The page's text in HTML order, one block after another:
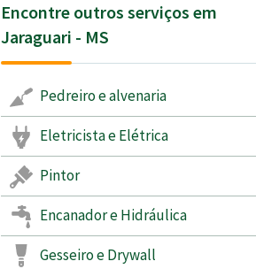
Encontre outros serviços em
Jaraguari - MS
Pedreiro e alvenaria
Eletricista e Elétrica
Pintor
Encanador e Hidráulica
Gesseiro e Drywall